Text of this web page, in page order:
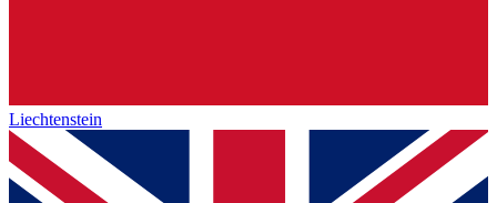
Liechtenstein